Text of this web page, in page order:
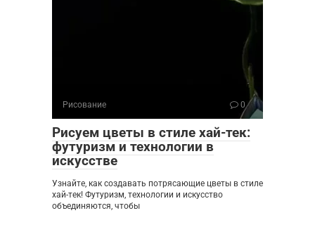
Рисование 0
Рисуем цветы в стиле хай-тек:
футуризм и технологии в
искусстве
Узнайте, как создавать потрясающие цветы в стиле
хай-тек! Футуризм, технологии и искусство
объединяются, чтобы